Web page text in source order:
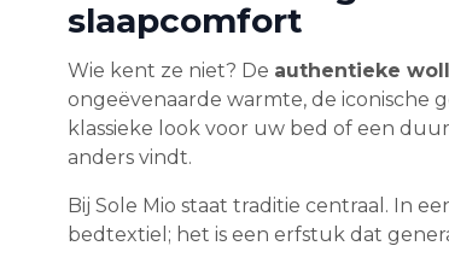
slaapcomfort
Wie kent ze niet? De authentieke
ongeëvenaarde warmte, de iconische
klassieke look voor uw bed of een
anders vindt.
Bij Sole Mio staat traditie centraal. In
bedtextiel; het is een erfstuk dat